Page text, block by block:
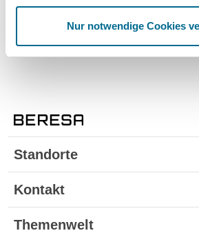
Nur notwendige Cookies
Standorte
Kontakt
Themenwelt